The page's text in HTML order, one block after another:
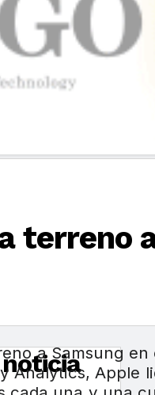
terreno
a Samsung
Analytics, Apple